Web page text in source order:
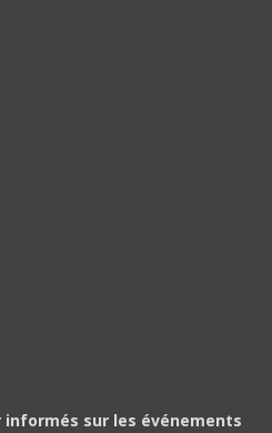
sur les événements